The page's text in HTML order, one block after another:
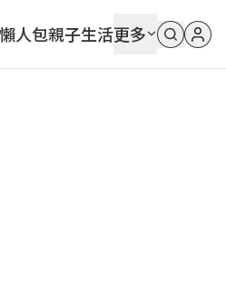
懶人包親子生活更多